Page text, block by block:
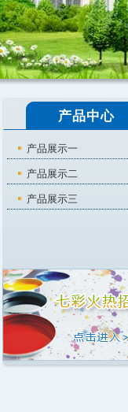
产品中心
产品展示一
产品展示二
产品展示三